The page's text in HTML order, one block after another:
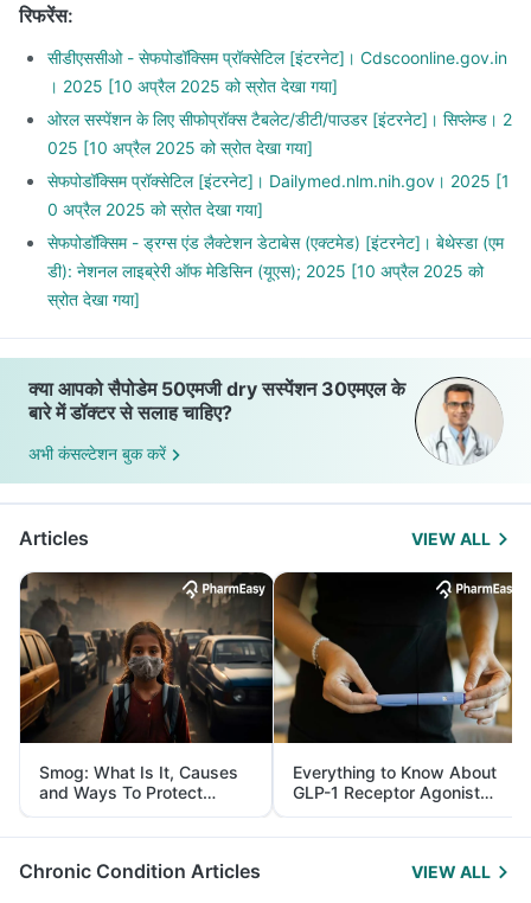
रिफरेंस:
सीडीएससीओ - सेफपोडॉक्सिम प्रॉक्सेटिल [इंटरनेट]। Cdscoonline.gov.in
। 2025 [10 अप्रैल 2025 को स्रोत देखा गया]
ओरल सस्पेंशन के लिए सीफोप्रॉक्स टैबलेट/डीटी/पाउडर [इंटरनेट]। सिप्लेम्ड। 2
025 [10 अप्रैल 2025 को स्रोत देखा गया]
सेफपोडॉक्सिम प्रॉक्सेटिल [इंटरनेट]। Dailymed.nlm.nih.gov। 2025 [1
0 अप्रैल 2025 को स्रोत देखा गया]
सेफपोडॉक्सिम - ड्रग्स एंड लैक्टेशन डेटाबेस (एक्टमेड) [इंटरनेट]। बेथेस्डा (एम
डी): नेशनल लाइब्रेरी ऑफ मेडिसिन (यूएस); 2025 [10 अप्रैल 2025 को
स्रोत देखा गया]
क्या आपको सैपोडेम 50एमजी dry सस्पेंशन 30एमएल के
बारे में डॉक्टर से सलाह चाहिए?
अभी कंसल्टेशन बुक करें
Articles VIEW ALL
Smog: What Is It, Causes
and Ways To Protect
Yourself From It
Everything to Know About
GLP-1 Receptor Agonist
and Its Role in Weight
Management
Chronic Condition Articles VIEW ALL